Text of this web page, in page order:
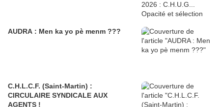
AUDRA : Men ka yo pè menm ???
C.H.L.C.F. (Saint-Martin) :
CIRCULAIRE SYNDICALE AUX
AGENTS !